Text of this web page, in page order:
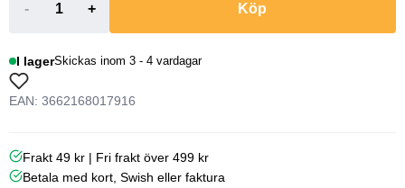
- + Köp
I lagerSkickas inom 3 - 4 vardagar
EAN: 3662168017916
Frakt 49 kr | Fri frakt över 499 kr
Betala med kort, Swish eller faktura